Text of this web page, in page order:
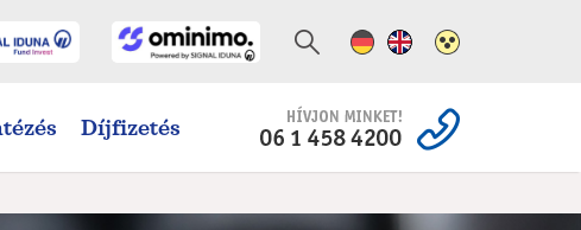
Német változat
Angol változat
Díjfizetés